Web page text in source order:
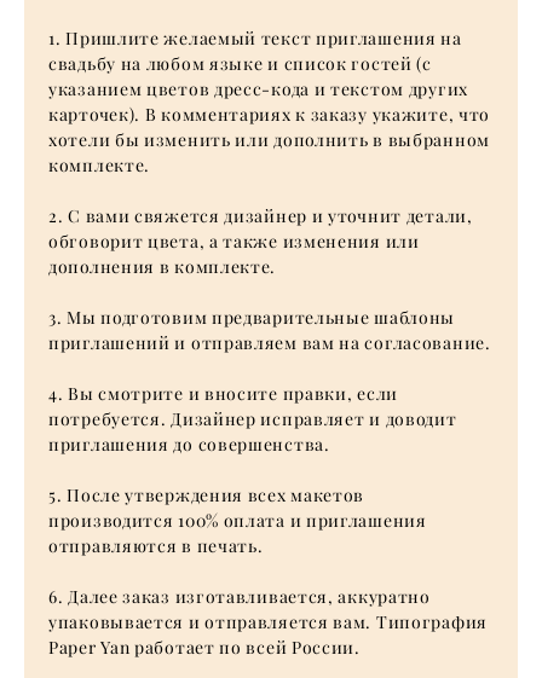
1. Пришлите желаемый текст приглашения на
свадьбу на любом языке и список гостей (с
указанием цветов дресс-кода и текстом других
карточек). В комментариях к заказу укажите, что
хотели бы изменить или дополнить в выбранном
комплекте.
2. С вами свяжется дизайнер и уточнит детали,
обговорит цвета, а также изменения или
дополнения в комплекте.
3. Мы подготовим предварительные шаблоны
приглашений и отправляем вам на согласование.
4. Вы смотрите и вносите правки, если
потребуется. Дизайнер исправляет и доводит
приглашения до совершенства.
5. После утверждения всех макетов
производится 100% оплата и приглашения
отправляются в печать.
6. Далее заказ изготавливается, аккуратно
упаковывается и отправляется вам. Типография
Paper Yan работает по всей России.